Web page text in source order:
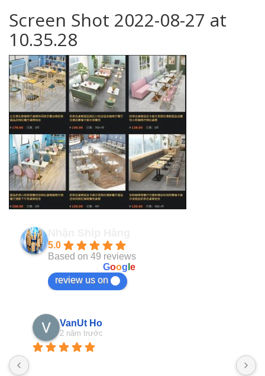
Screen Shot 2022-08-27 at
10.35.28
5.0
Based on 49 reviews
Goog e
review us on
VanUt Ho
2 năm trước